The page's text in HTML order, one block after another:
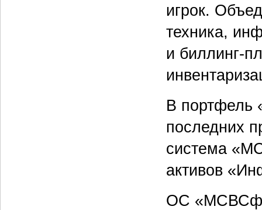
игрок.
техника,
и биллинг-
В портфель
последних
система
активов
ОС